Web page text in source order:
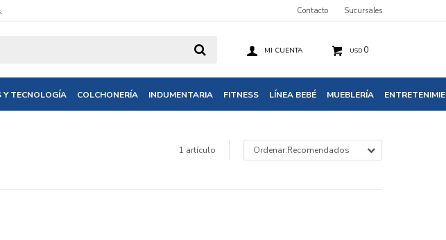
Y TECNOLOGÍA COLCHONERÍA INDUMENTARIA FITNESS LÍNEA BEBÉ MUEBLERÍA
USD 0
Contacto Sucursales
1 artículo Recomendados